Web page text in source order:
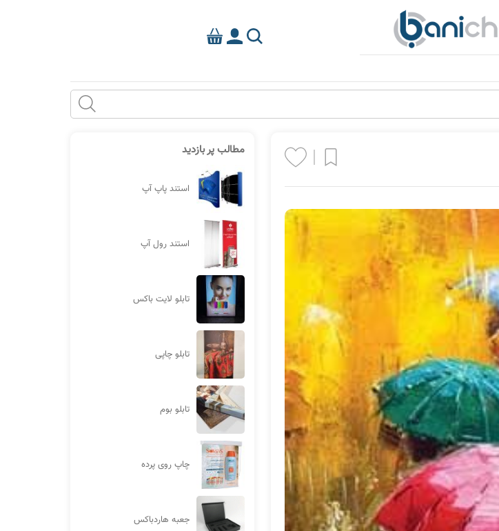
مطالب پر بازدید
استند پاپ آپ
استند رول آپ
تابلو لایت باکس
تابلو چاپی
تابلو بوم
چاپ روی پرده
جعبه هاردباکس